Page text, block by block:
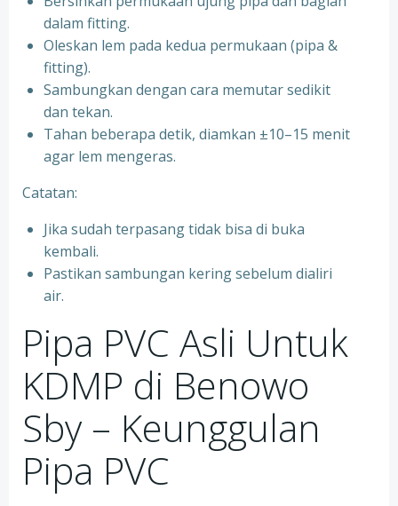
dalam fitting.
Oleskan lem pada kedua permukaan (pipa &
fitting).
Sambungkan dengan cara memutar sedikit
dan tekan.
Tahan beberapa detik, diamkan ±10–15 menit
agar lem mengeras.
Catatan:
Jika sudah terpasang tidak bisa di buka
kembali.
Pastikan sambungan kering sebelum dialiri
air.
Pipa PVC Asli Untuk
KDMP di Benowo
Sby – Keunggulan
Pipa PVC